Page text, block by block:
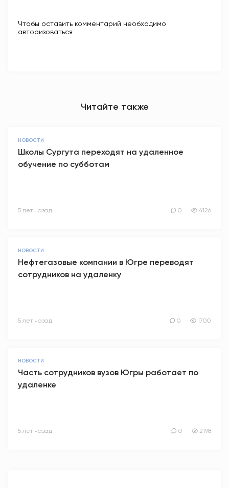
Чтобы оставить комментарий необходимо
авторизоваться
Читайте также
НОВОСТИ
Школы Сургута переходят на удаленное
обучение по субботам
5 лет назад 0 4126
НОВОСТИ
Нефтегазовые компании в Югре переводят
сотрудников на удаленку
5 лет назад 0 1700
НОВОСТИ
Часть сотрудников вузов Югры работает по
удаленке
5 лет назад 0 2198